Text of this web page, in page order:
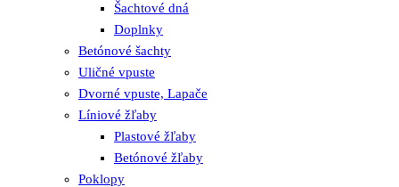
Šachtové dná
Doplnky
Betónové šachty
Uličné vpuste
Dvorné vpuste, Lapače
Líniové žľaby
Plastové žľaby
Betónové žľaby
Poklopy